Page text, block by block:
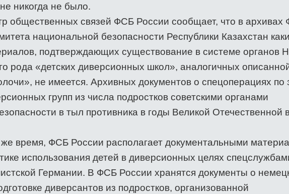
никогда не было.
общественных связей ФСБ России сообщает, что в архивах
национальной безопасности Республики Казахстан
подтверждающих существование в системе органов
рода «детских диверсионных школ», аналогичных
не имеется. Архивных документов о спецоперациях по
групп из числа подростков советскими органами
в тыл противника в годы Великой Отечественной
время, ФСБ России располагает документальными
использования детей в диверсионных целях
Германии. В ФСБ России хранятся документы о
диверсантов из подростков, организованной